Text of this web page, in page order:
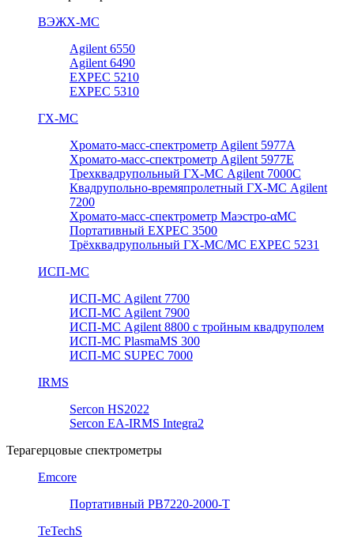
ВЭЖХ-МС
Agilent 6550
Agilent 6490
EXPEC 5210
EXPEC 5310
ГХ-МС
Хромато-масс-спектрометр Agilent 5977А
Хромато-масс-спектрометр Agilent 5977E
Трехквадрупольный ГХ-МС Agilent 7000C
Квадрупольно-времяпролетный ГХ-МС Agilent
7200
Хромато-масс-спектрометр Маэстро-αМС
Портативный EXPEC 3500
Трёхквадрупольный ГХ-МС/МС EXPEC 5231
ИСП-МС
ИСП-МС Agilent 7700
ИСП-МС Agilent 7900
ИСП-МС Agilent 8800 с тройным квадруполем
ИСП-МС PlasmaMS 300
ИСП-МС SUPEC 7000
IRMS
Sercon HS2022
Sercon EA-IRMS Integra2
Терагерцовые спектрометры
Emcore
Портативный PB7220-2000-T
TeTechS